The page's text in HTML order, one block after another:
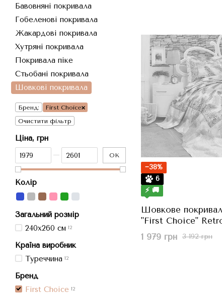
−38%
6
⚡ 🚚
Шовкове
"First Choice"
240x260 см3 192 грн
1 979 грн
Бавовняні покривала
Гобеленові покривала
Жакардові покривала
Хутряні покривала
Покривала піке
Стьобані покривала
Шовкові покривала
Бренд:
First Choice
Очистити фільтр
Ціна, грн
Від Ціна, грн
До Ціна, грн ОК
Колір
Загальний розмір
240x260 см 12
Країна виробник
Туреччина 12
Бренд
First Choice 12